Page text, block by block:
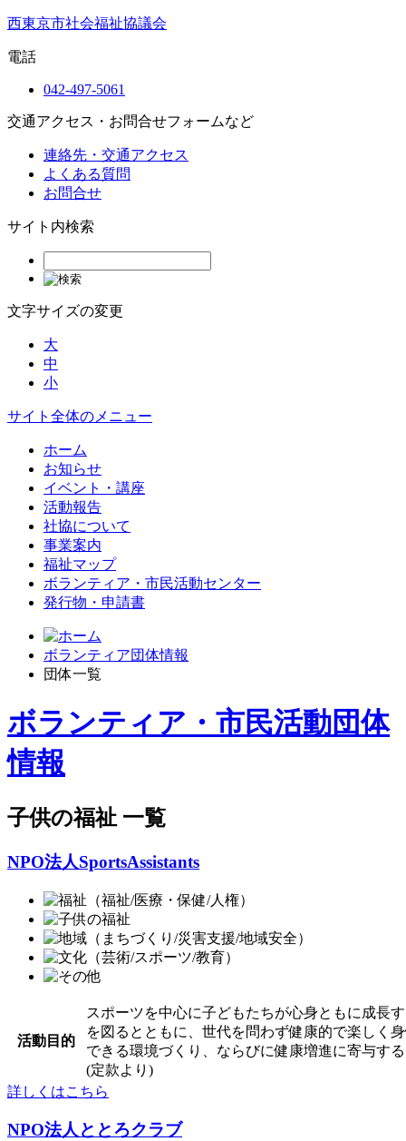
西東京市社会福祉協議会
電話
042-497-5061
交通アクセス・お問合せフォームなど
連絡先・交通アクセス
よくある質問
お問合せ
サイト内検索
文字サイズの変更
大
中
小
サイト全体のメニュー
ホーム
お知らせ
イベント・講座
活動報告
社協について
事業案内
福祉マップ
ボランティア・市民活動センター
発行物・申請書
ボランティア団体情報
団体一覧
ボランティア・市民活動団体
情報
子供の福祉 一覧
NPO法人SportsAssistants
活動目的
スポーツを中心に子どもたちが心身ともに成長
を図るとともに、世代を問わず健康的で楽しく
できる環境づくり、ならびに健康増進に寄与す
(定款より)
詳しくはこちら
NPO法人ととろクラブ